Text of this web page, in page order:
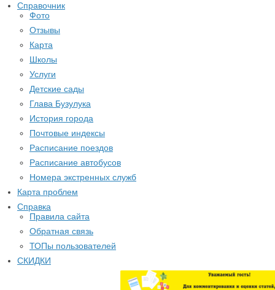
Справочник
Фото
Отзывы
Карта
Школы
Услуги
Детские сады
Глава Бузулука
История города
Почтовые индексы
Расписание поездов
Расписание автобусов
Номера экстренных служб
Карта проблем
Справка
Правила сайта
Обратная связь
ТОПы пользователей
СКИДКИ